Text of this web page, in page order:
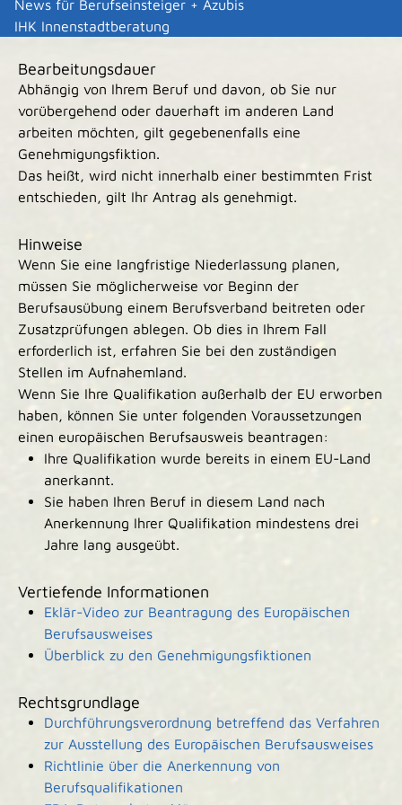
News für Berufseinsteiger + Azubis
IHK Innenstadtberatung
Behörde eine gesonderte Rechnung.
Bearbeitungsdauer
Abhängig von Ihrem Beruf und davon, ob Sie nur
vorübergehend oder dauerhaft im anderen Land
arbeiten möchten, gilt gegebenenfalls eine
Genehmigungsfiktion.
Das heißt, wird nicht innerhalb einer bestimmten Frist
entschieden, gilt Ihr Antrag als genehmigt.
Hinweise
Wenn Sie eine langfristige Niederlassung planen,
müssen Sie möglicherweise vor Beginn der
Berufsausübung einem Berufsverband beitreten oder
Zusatzprüfungen ablegen. Ob dies in Ihrem Fall
erforderlich ist, erfahren Sie bei den zuständigen
Stellen im Aufnahemland.
Wenn Sie Ihre Qualifikation außerhalb der EU erworben
haben, können Sie unter folgenden Voraussetzungen
einen europäischen Berufsausweis beantragen:
Ihre Qualifikation wurde bereits in einem EU-Land
anerkannt.
Sie haben Ihren Beruf in diesem Land nach
Anerkennung Ihrer Qualifikation mindestens drei
Jahre lang ausgeübt.
Vertiefende Informationen
Eklär-Video zur Beantragung des Europäischen
Berufsausweises
Überblick zu den Genehmigungsfiktionen
Rechtsgrundlage
Durchführungsverordnung betreffend das Verfahren
zur Ausstellung des Europäischen Berufsausweises
Richtlinie über die Anerkennung von
Berufsqualifikationen